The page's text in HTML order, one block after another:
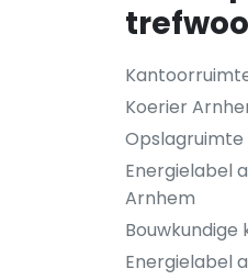
Koerier
Opslagruimte
Energielabel
Arnhem
Bouwkundige
Energielabel